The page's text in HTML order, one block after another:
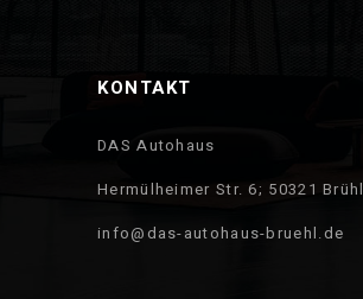
KONTAKT
DAS Autohaus
Hermülheimer Str. 6; 50321 Brühl
info@das-autohaus-bruehl.de